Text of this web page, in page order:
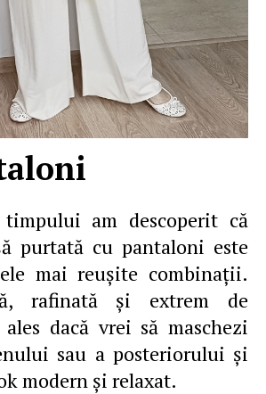
am descoperit că
purtată cu pantaloni este
mai reuşite combinaţii.
rafinată şi extrem de
dacă vrei să maschezi
sau a posteriorului şi
modern şi relaxat.